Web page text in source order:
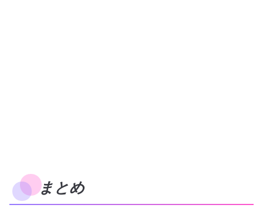
まとめ